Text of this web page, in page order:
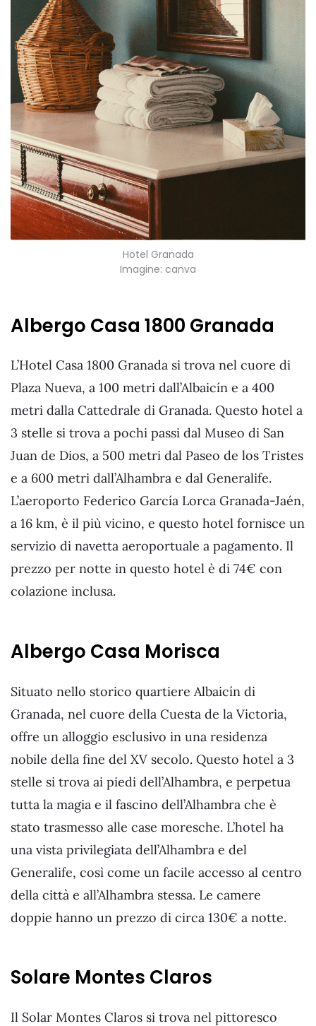
Hotel Granada
Imagine: canva
Albergo Casa 1800 Granada
L’Hotel Casa 1800 Granada si trova nel cuore di
Plaza Nueva, a 100 metri dall’Albaicín e a 400
metri dalla Cattedrale di Granada. Questo hotel a
3 stelle si trova a pochi passi dal Museo di San
Juan de Dios, a 500 metri dal Paseo de los Tristes
e a 600 metri dall’Alhambra e dal Generalife.
L’aeroporto Federico García Lorca Granada-Jaén,
a 16 km, è il più vicino, e questo hotel fornisce un
servizio di navetta aeroportuale a pagamento. Il
prezzo per notte in questo hotel è di 74€ con
colazione inclusa.
Albergo Casa Morisca
Situato nello storico quartiere Albaicín di
Granada, nel cuore della Cuesta de la Victoria,
offre un alloggio esclusivo in una residenza
nobile della fine del XV secolo. Questo hotel a 3
stelle si trova ai piedi dell’Alhambra, e perpetua
tutta la magia e il fascino dell’Alhambra che è
stato trasmesso alle case moresche. L’hotel ha
una vista privilegiata dell’Alhambra e del
Generalife, così come un facile accesso al centro
della città e all’Alhambra stessa. Le camere
doppie hanno un prezzo di circa 130€ a notte.
Solare Montes Claros
Il Solar Montes Claros si trova nel pittoresco